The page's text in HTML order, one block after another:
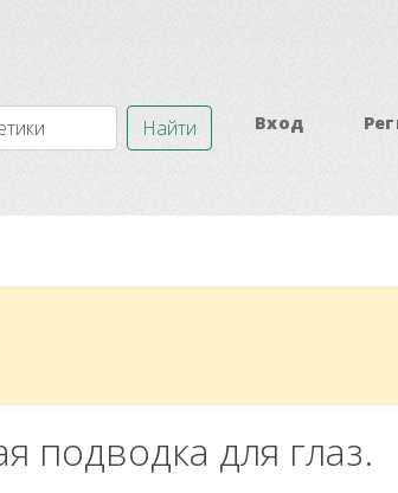
Найти Вход
подводка для глаз.